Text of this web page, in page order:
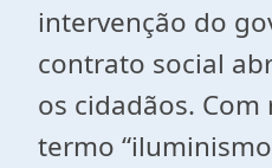
intervenção do
contrato social
os cidadãos.
termo